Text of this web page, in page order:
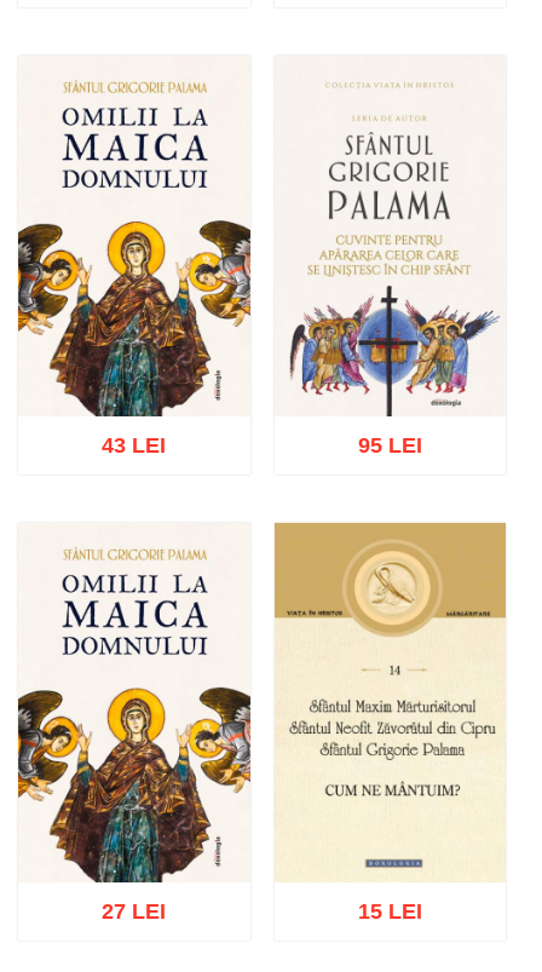
Adaugă în coș Wishlist Adaugă în coș Wishlist
Adaugă în coș Wishlist
43 LEI
Adaugă în coș Wishlist
95 LEI
27 LEI 15 LEI